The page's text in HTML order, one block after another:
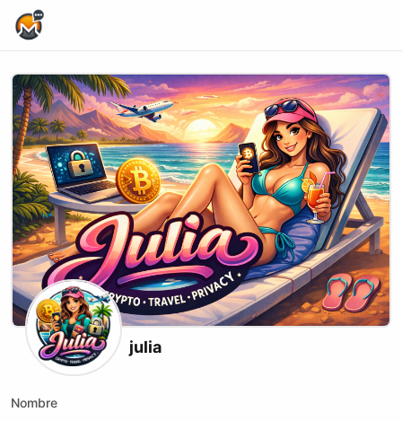
julia
Nombre